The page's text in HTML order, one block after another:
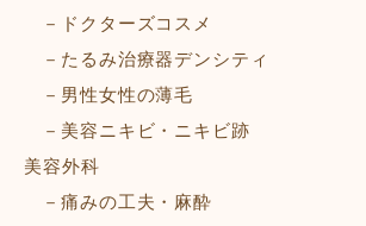
ドクターズコスメ
たるみ治療器デンシティ
男性女性の薄毛
美容ニキビ・ニキビ跡
美容外科
痛みの工夫・麻酔